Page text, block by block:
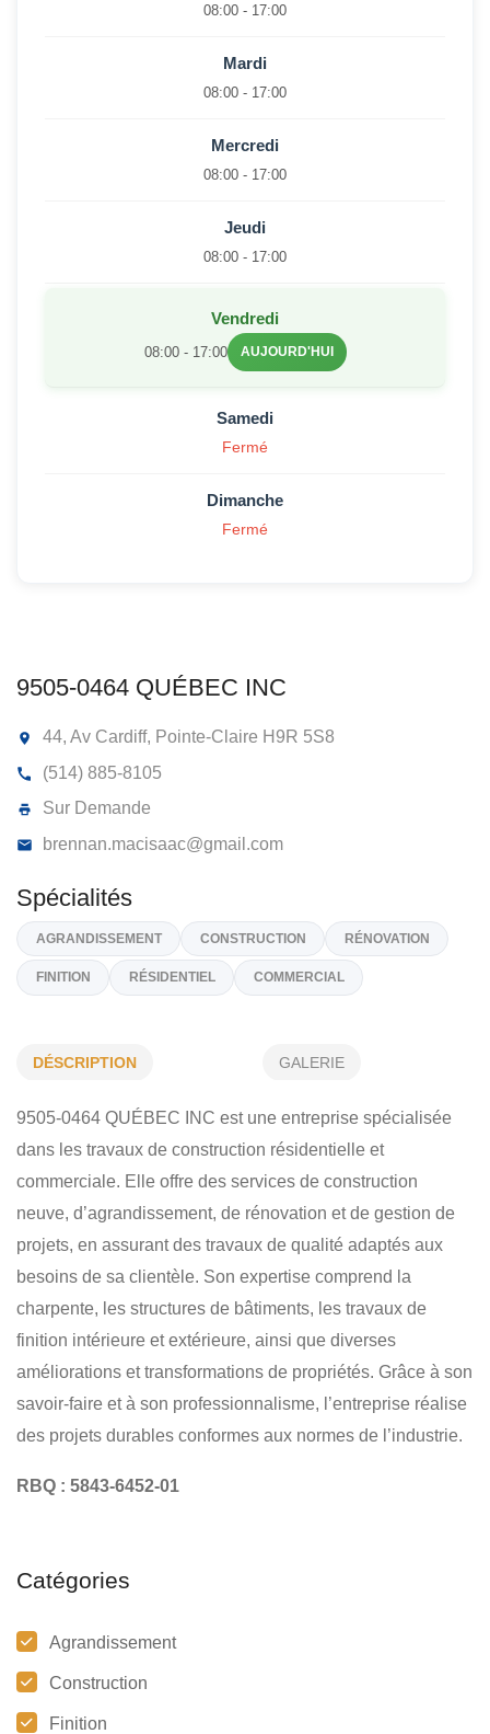
9505-0464 QUÉBEC INC
44, Av Cardiff, Pointe-Claire
(514) 885-8105
Sur Demande
AGRANDISSEMENT CONSTRUCTION RÉNOVATION
DÉSCRIPTION GALERIE
9505-0464 QUÉBEC INC est une entreprise spécialisée
dans les travaux de construction résidentielle et
commerciale. Elle offre des services de construction
neuve, d’agrandissement, de rénovation et de gestion de
projets, en assurant des travaux de qualité adaptés aux
besoins de sa clientèle. Son expertise comprend la
charpente, les structures de bâtiments, les travaux de
finition intérieure et extérieure, ainsi que diverses
améliorations et transformations de propriétés. Grâce à son
savoir-faire et à son professionnalisme, l’entreprise réalise
des projets durables conformes aux normes de l’industrie.
RBQ : 5843-6452-01
Catégories
Agrandissement
Construction
Finition
08:00 - 17:00
Mardi
08:00 - 17:00
Mercredi
08:00 - 17:00
Jeudi
08:00 - 17:00
Vendredi
08:00 - 17:00 AUJOURD'HUI
Samedi
Fermé
Dimanche
Fermé